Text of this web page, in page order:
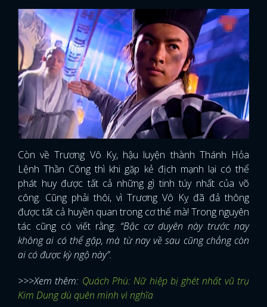
Còn về Trương Vô Kỵ, hậu luyện thành Thánh Hỏa
Lệnh Thần Công thì khi gặp kẻ địch mạnh lại có thể
phát huy được tất cả những gì tinh túy nhất của võ
công. Cũng phải thôi, vì Trương Vô Kỵ đã đả thông
được tất cả huyền quan trong cơ thể mà! Trong nguyên
tác cũng có viết rằng: “Bậc cơ duyên này trước nay
không ai có thể gặp, mà từ nay về sau cũng chẳng còn
ai có được kỳ ngộ này”.
>>>Xem thêm: Quách Phù: Nữ hiệp bị ghét nhất vũ trụ
Kim Dung dù quên mình vì nghĩa